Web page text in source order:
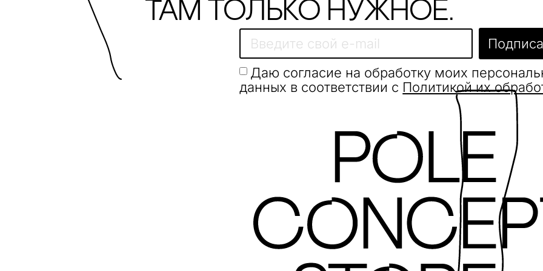
Там только нужное.
Даю согласие на обработку моих
данных в соответствии с Политикой их